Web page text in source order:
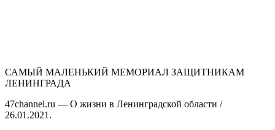
САМЫЙ МАЛЕНЬКИЙ МЕМОРИАЛ ЗАЩИТНИКАМ
ЛЕНИНГРАДА
47channel.ru — О жизни в Ленинградской области /
26.01.2021.